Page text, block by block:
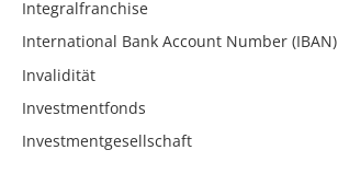
Integralfranchise
International Bank Account Number (IBAN)
Invalidität
Investmentfonds
Investmentgesellschaft